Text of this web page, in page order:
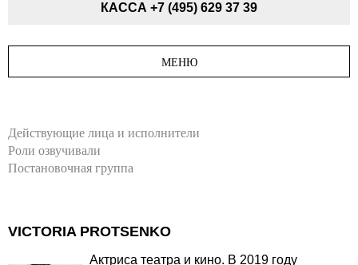
КАССА +7 (495) 629 37 39
МЕНЮ
Действующие лица и исполнители
Роли озвучивали
Постановочная группа
VICTORIA PROTSENKO
Актриса театра и кино. В 2019 году